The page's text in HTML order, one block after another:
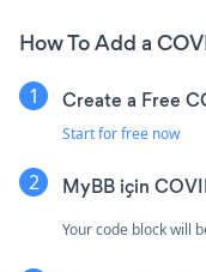
How To Add a
Create a Free
Start for free now
MyBB için
Your code block will